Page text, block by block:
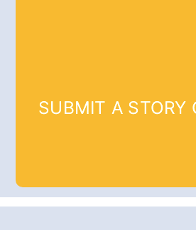
SUBMIT A STORY